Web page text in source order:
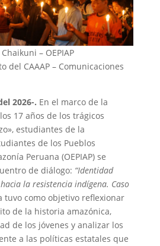
– OEPIAP
del CAAAP – Comunicaciones
2026-. En el marco de la
17 años de los trágicos
estudiantes de la
de los Pueblos
Peruana (OEPIAP) se
de diálogo: “Identidad
la resistencia indígena. Caso
tuvo como objetivo reflexionar
de la historia amazónica,
de los jóvenes y analizar los
a las políticas estatales que